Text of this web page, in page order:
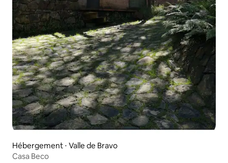
Hébergement ⋅ Valle de Bravo
Casa Beco